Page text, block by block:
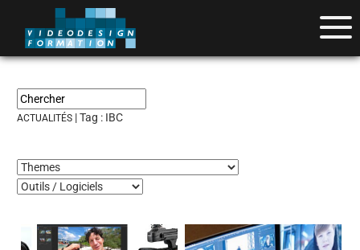
ACTUALITÉS | Tag : IBC